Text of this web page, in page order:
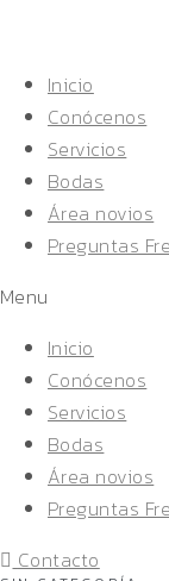
Inicio
Conócenos
Servicios
Bodas
Área novios
Preguntas
Menu
Inicio
Conócenos
Servicios
Bodas
Área novios
Preguntas
Contacto